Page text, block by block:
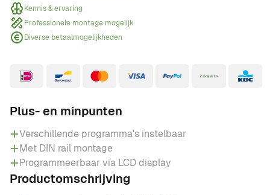
Kennis & ervaring
Professionele montage mogelijk
Diverse betaalmogelijkheden
Plus- en minpunten
Verschillende programma's instelbaar
Met DIN rail montage
Programmeerbaar via LCD display
Productomschrijving